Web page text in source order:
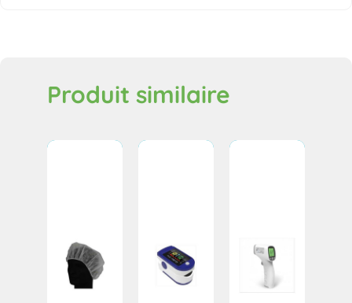
Produit similaire